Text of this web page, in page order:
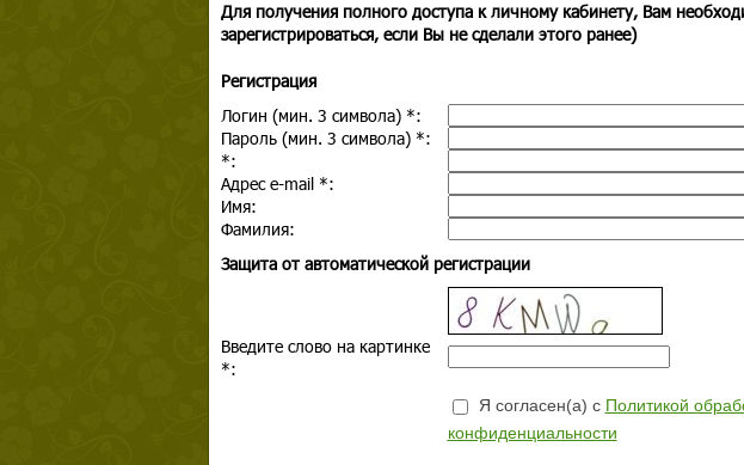
Для получения полного доступа к личному кабинету, Вам
зарегистрироваться, если Вы не сделали этого ранее)
Регистрация
Логин (мин. 3 символа) *:
Пароль (мин. 3 символа) *:
*:
Адрес e-mail *:
Имя:
Фамилия:
Защита от автоматической регистрации
Введите слово на картинке
*:
Я согласен(а) с Политикой
конфиденциальности